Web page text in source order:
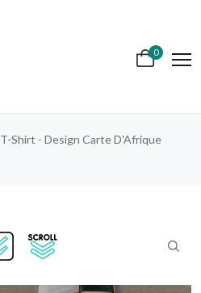
0
T-Shirt - Design Carte D'Afrique